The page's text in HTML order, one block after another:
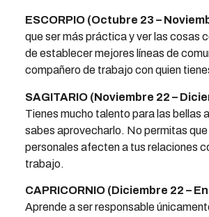
ESCORPIO (Octubre 23 –
que ser más práctica y ver las cosas
de establecer mejores líneas de
compañero de trabajo con quien
SAGITARIO (Noviembre 22 –
Tienes mucho talento para las bellas
sabes aprovecharlo. No permitas
personales afecten a tus relaciones
trabajo.
CAPRICORNIO (Diciembre 22 –
Aprende a ser responsable